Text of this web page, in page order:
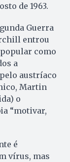
de 1963.
Guerra
entrou
como
a
austríaco
Martin
o
“motivar,
é
vírus, mas